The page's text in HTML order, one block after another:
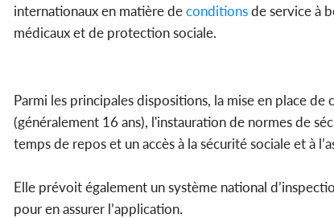
internationaux en matière deconditionsde service à
médicaux et de protection sociale.
Parmi les principales dispositions, la mise en place de
(généralement 16 ans), l'instauration de normes de
temps de repos et un accès à la sécurité sociale et à
Elle prévoit également un système national
pour en assurer l’application.